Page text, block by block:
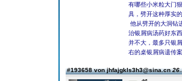
有哪些小米粒大门
具，劈开这种厚实
他从劈开的大洞钻
治银屑病汤药好东
并不大，最多只银
右的桌银屑病遗传
#193658 von jhfajgkls3h3@sina.cn